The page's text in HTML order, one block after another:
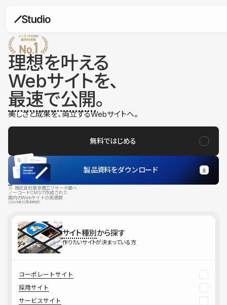
理想を叶える
Webサイトを、
最速で公開。
美しさと成果を、両立するWebサイトへ。
無料ではじめる
製品資料をダウンロード
※ 株式会社東京商工リサーチ調べ
ノーコードCMSで作成された
国内のWebサイトの実績数
（2025年12月末時点）
サイト種別から探す
作りたいサイトが決まっている方
コーポレートサイト
採用サイト
サービスサイト